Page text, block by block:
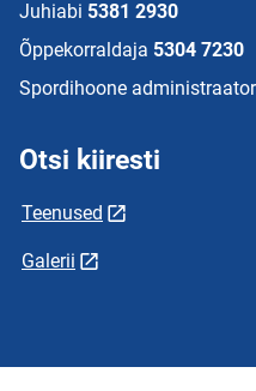
Juhiabi 5381 2930
Õppekorraldaja 5304 7230
Spordihoone administraator
Otsi kiiresti
Teenused
Galerii